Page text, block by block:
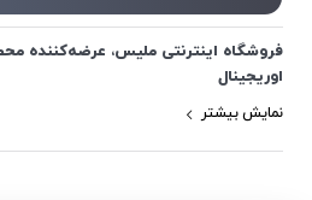
فروشگاه اینترنتی ملیس، عرضه‌کننده
اوریجینال
نمایش بیشتر